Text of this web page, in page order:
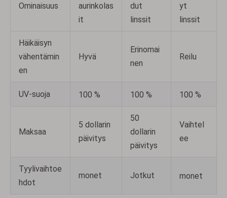
Ominaisuus
aurinkolas
it
dut
linssit
yt
linssit
Häikäisyn
vähentämin
en
Hyvä
Erinomai
nen
Reilu
UV-suoja 100 % 100 % 100 %
Maksaa
5 dollarin
päivitys
50
dollarin
päivitys
Vaihtel
ee
Tyylivaihtoe
hdot
monet Jotkut monet